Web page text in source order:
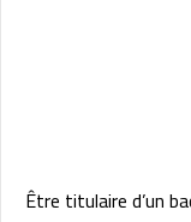
Être titulaire d’un